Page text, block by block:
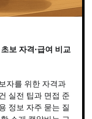
보 자격·급여 비교
자를 위한 자격과
실전 팁과 면접 준
정보 자주 묻는 질